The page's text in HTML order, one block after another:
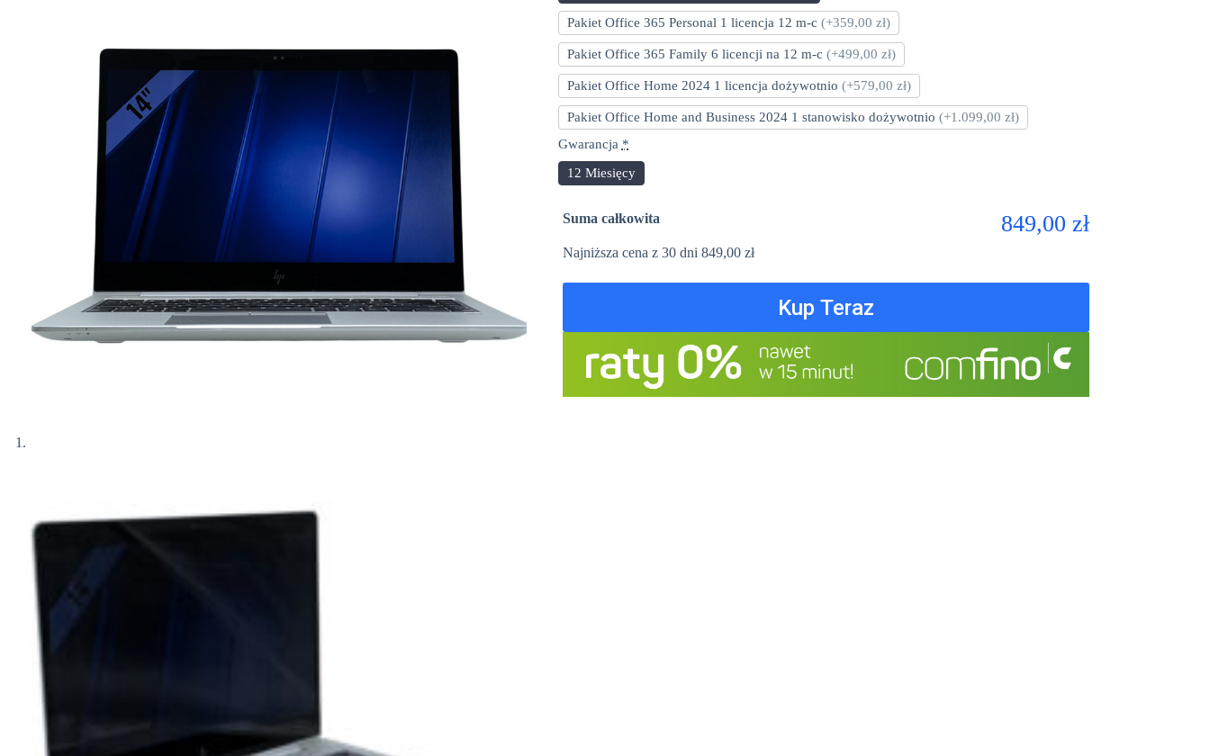
Pakiet Office 365 Personal 1 licencja 12 m-c (+359,00 zł)
Pakiet Office 365 Family 6 licencji na 12 m-c (+499,00 zł)
Pakiet Office Home 2024 1 licencja dożywotnio (+579,00 zł)
Pakiet Office Home and Business 2024 1 stanowisko dożywotnio (+1.099,00 zł)
Gwarancja *
12 Miesięcy
Suma całkowita 849,00 zł
Najniższa cena z 30 dni 849,00 zł
Kup Teraz